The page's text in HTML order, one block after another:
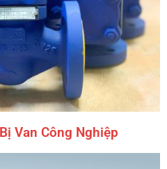
Van Công Nghiệp